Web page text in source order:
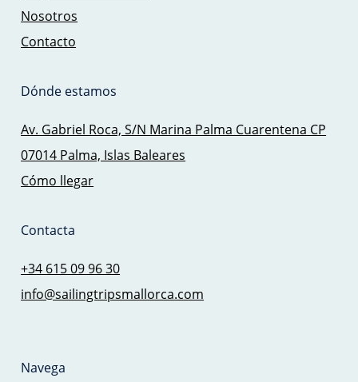
Nosotros
Contacto
Dónde estamos
Av. Gabriel Roca, S/N Marina Palma Cuarentena CP
07014 Palma, Islas Baleares
Cómo llegar
Contacta
+34 615 09 96 30
info@sailingtripsmallorca.com
Navega